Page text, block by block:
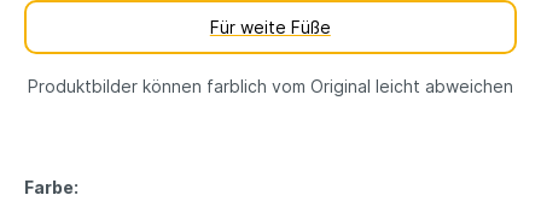
Für weite Füße
Produktbilder können farblich vom Original leicht abweichen
Farbe: